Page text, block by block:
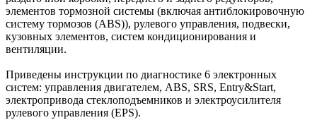
элементов тормозной системы (включая антиблокировочную
систему тормозов (ABS)), рулевого управления, подвески,
кузовных элементов, систем кондиционирования и
вентиляции.
Приведены инструкции по диагностике 6 электронных
систем: управления двигателем, ABS, SRS, Entry&Start,
электропривода стеклоподъемников и электроусилителя
рулевого управления (EPS).